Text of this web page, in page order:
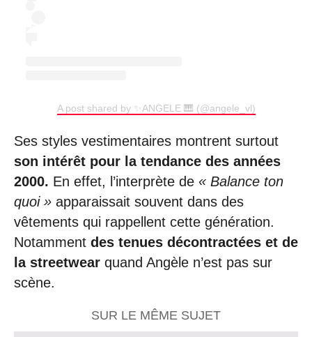
A post shared by ✨ANGELE 🎹 (@angele_vl)
Ses styles vestimentaires montrent surtout
son intérêt pour la tendance des années
2000. En effet, l’interprète de « Balance ton
quoi » apparaissait souvent dans des
vêtements qui rappellent cette génération.
Notamment des tenues décontractées et de
la streetwear quand Angèle n’est pas sur
scène.
SUR LE MÊME SUJET